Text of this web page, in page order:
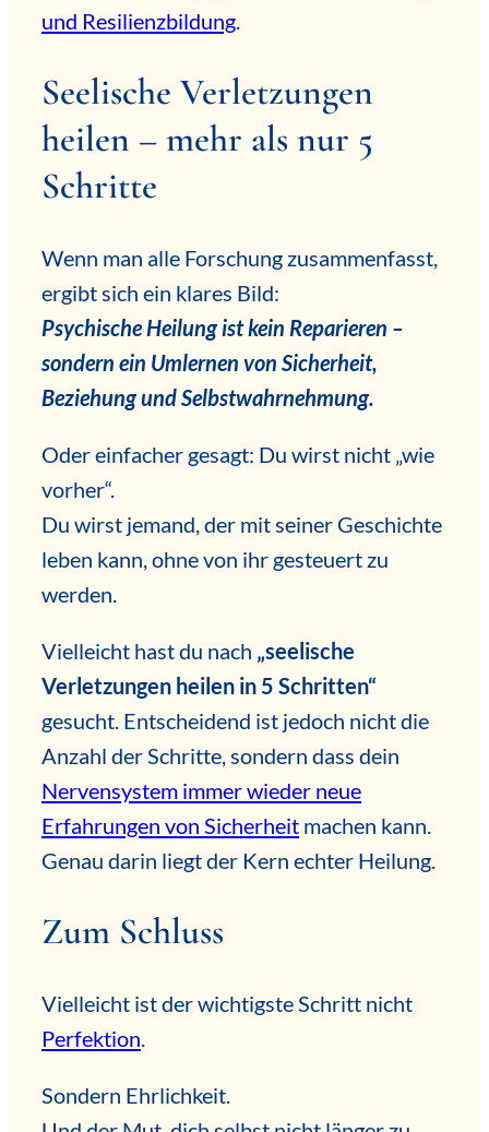
und Resilienzbildung
Seelische Verletzungen
heilen – mehr als nur 5
Schritte
Wenn man alle Forschung zusammenfasst,
ergibt sich ein klares Bild:
Psychische Heilung ist kein Reparieren –
sondern ein Umlernen von Sicherheit,
Beziehung und Selbstwahrnehmung.
Oder einfacher gesagt: Du wirst nicht „wie
vorher“.
Du wirst jemand, der mit seiner Geschichte
leben kann, ohne von ihr gesteuert zu
werden.
Vielleicht hast du nach „seelische
Verletzungen heilen in 5 Schritten“
gesucht. Entscheidend ist jedoch nicht die
Anzahl der Schritte, sondern dass dein
Nervensystem immer wieder neue
Erfahrungen von Sicherheit machen kann.
Genau darin liegt der Kern echter Heilung.
Zum Schluss
Vielleicht ist der wichtigste Schritt nicht
Perfektion.
Sondern Ehrlichkeit.